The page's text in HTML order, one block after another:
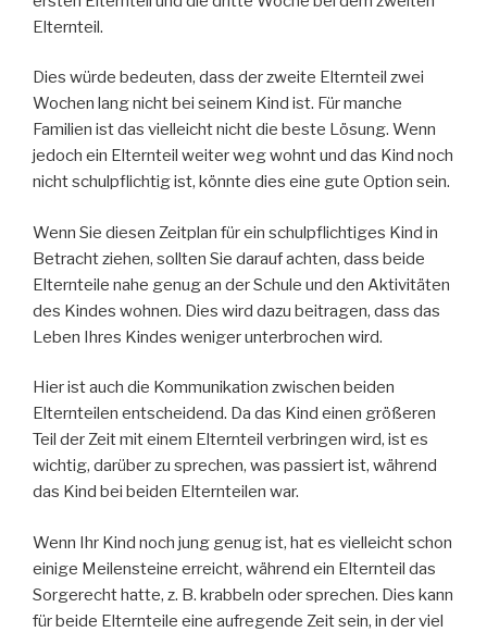
Elternteil.
Dies würde bedeuten, dass der zweite Elternteil zwei
Wochen lang nicht bei seinem Kind ist. Für manche
Familien ist das vielleicht nicht die beste Lösung. Wenn
jedoch ein Elternteil weiter weg wohnt und das Kind noch
nicht schulpflichtig ist, könnte dies eine gute Option sein.
Wenn Sie diesen Zeitplan für ein schulpflichtiges Kind in
Betracht ziehen, sollten Sie darauf achten, dass beide
Elternteile nahe genug an der Schule und den Aktivitäten
des Kindes wohnen. Dies wird dazu beitragen, dass das
Leben Ihres Kindes weniger unterbrochen wird.
Hier ist auch die Kommunikation zwischen beiden
Elternteilen entscheidend. Da das Kind einen größeren
Teil der Zeit mit einem Elternteil verbringen wird, ist es
wichtig, darüber zu sprechen, was passiert ist, während
das Kind bei beiden Elternteilen war.
Wenn Ihr Kind noch jung genug ist, hat es vielleicht schon
einige Meilensteine erreicht, während ein Elternteil das
Sorgerecht hatte, z. B. krabbeln oder sprechen. Dies kann
für beide Elternteile eine aufregende Zeit sein, in der viel